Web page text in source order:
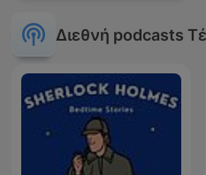
Διεθνή podcasts